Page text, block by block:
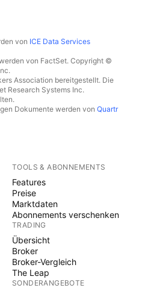
von ICE Data Services
von FactSet. Copyright ©
Association bereitgestellt. Die
Research Systems Inc.
Dokumente werden von Quartr
TOOLS & ABONNEMENTS
Features
Preise
Marktdaten
Abonnements verschenken
TRADING
Übersicht
Broker
Broker-Vergleich
The Leap
SONDERANGEBOTE